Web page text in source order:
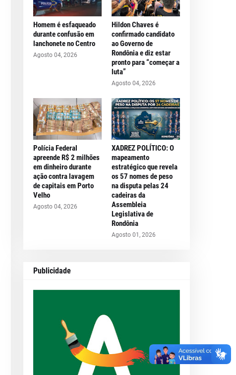
Homem é esfaqueado
durante confusão em
lanchonete no Centro
Agosto 04, 2026
Hildon Chaves é
confirmado candidato
ao Governo de
Rondônia e diz estar
pronto para “começar a
luta”
Agosto 04, 2026
Polícia Federal
apreende R$ 2 milhões
em dinheiro durante
ação contra lavagem
de capitais em Porto
Velho
Agosto 04, 2026
XADREZ POLÍTICO: O
mapeamento
estratégico que revela
os 57 nomes de peso
na disputa pelas 24
cadeiras da
Assembleia
Legislativa de
Rondônia
Agosto 01, 2026
Publicidade